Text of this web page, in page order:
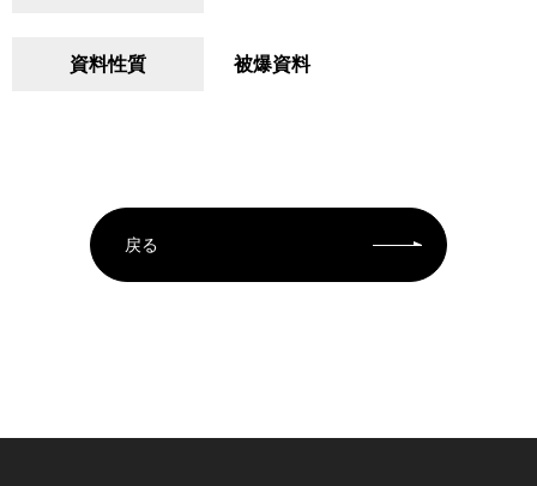
資料性質 被爆資料
戻る